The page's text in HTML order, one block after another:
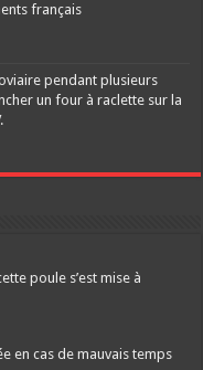
français
pendant plusieurs
un four à raclette sur la
poule s’est mise à
en cas de mauvais temps